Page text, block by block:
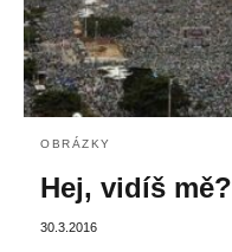
OBRÁZKY
Hej, vidíš mě?
30.3.2016